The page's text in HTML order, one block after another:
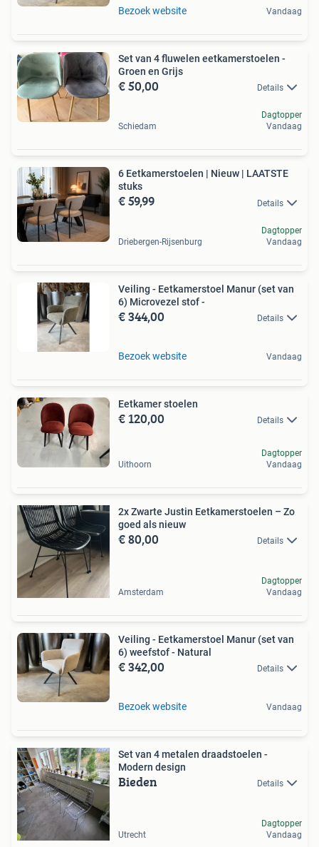
Bezoek website Vandaag
Set van 4 fluwelen eetkamerstoelen -
Groen en Grijs
€ 50,00 Details
Schiedam
Dagtopper
Vandaag
6 Eetkamerstoelen | Nieuw | LAATSTE
stuks
€ 59,99 Details
Driebergen-Rijsenburg
Dagtopper
Vandaag
Veiling - Eetkamerstoel Manur (set van
6) Microvezel stof -
€ 344,00 Details
Bezoek website Vandaag
Eetkamer stoelen
€ 120,00 Details
Uithoorn
Dagtopper
Vandaag
2x Zwarte Justin Eetkamerstoelen – Zo
goed als nieuw
€ 80,00 Details
Amsterdam
Dagtopper
Vandaag
Veiling - Eetkamerstoel Manur (set van
6) weefstof - Natural
€ 342,00 Details
Bezoek website Vandaag
Set van 4 metalen draadstoelen -
Modern design
Bieden Details
Utrecht
Dagtopper
Vandaag